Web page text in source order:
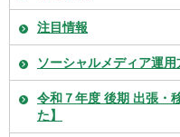
注目情報
ソーシャルメディア運用
令和７年度 後期 出張・
た】